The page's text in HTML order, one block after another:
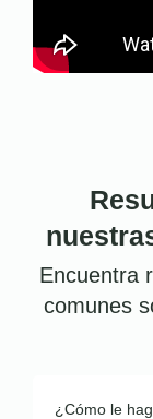
Encuentra
comunes
¿Cómo le